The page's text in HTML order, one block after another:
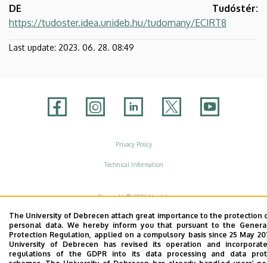
DE Tudóstér:
https://tudoster.idea.unideb.hu/tudomany/ECIRT8
Last update: 2023. 06. 28. 08:49
Privacy Policy
Technical Information
Copyright © 2026 Unideb
The University of Debrecen attach great importance to the protection
personal data. We hereby inform you that pursuant to the
Protection Regulation, applied on a compulsory basis since 25 May
University of Debrecen has revised its operation and
regulations of the GDPR into its data processing and data